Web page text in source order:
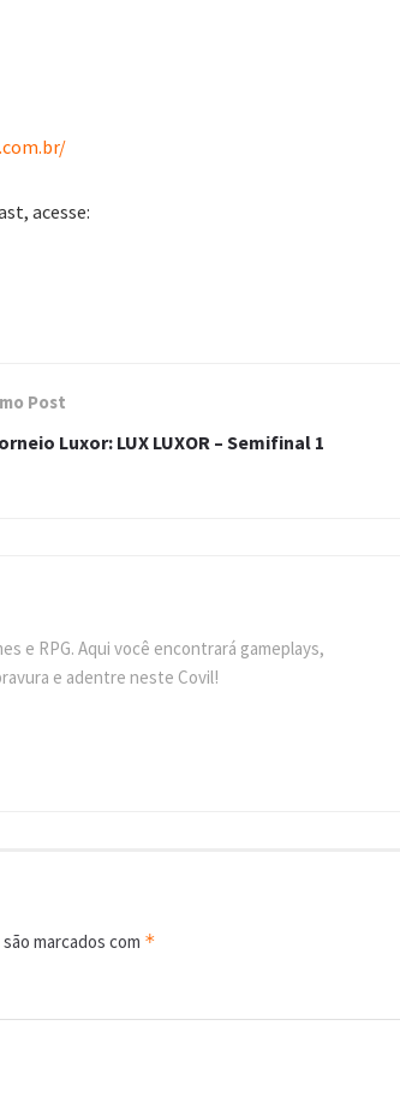
acesse:
Post
Luxor: LUX LUXOR – Semifinal 1
e RPG. Aqui você encontrará gameplays,
e adentre neste Covil!
marcados com *